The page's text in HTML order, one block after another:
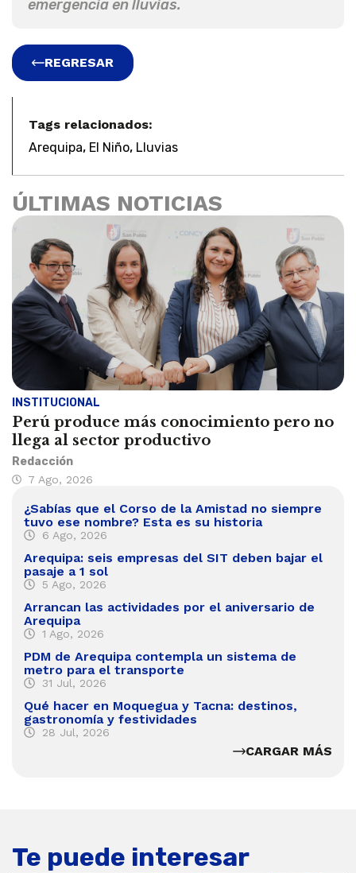
emergencia en lluvias.
REGRESAR
Tags relacionados:
Arequipa, El Niño, Lluvias
ÚLTIMAS NOTICIAS
INSTITUCIONAL
Perú produce más conocimiento pero no
llega al sector productivo
Redacción
7 Ago, 2026
¿Sabías que el Corso de la Amistad no siempre
tuvo ese nombre? Esta es su historia
6 Ago, 2026
Arequipa: seis empresas del SIT deben bajar el
pasaje a 1 sol
5 Ago, 2026
Arrancan las actividades por el aniversario de
Arequipa
1 Ago, 2026
PDM de Arequipa contempla un sistema de
metro para el transporte
31 Jul, 2026
Qué hacer en Moquegua y Tacna: destinos,
gastronomía y festividades
28 Jul, 2026
CARGAR MÁS
Te puede interesar